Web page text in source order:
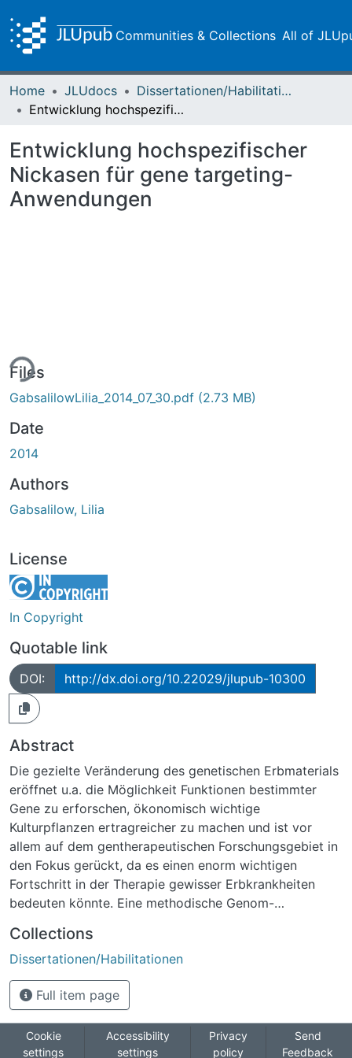
Communities & Collections All of
Home JLUdocs
Dissertationen/Habilitationen
Entwicklung hochspezifischer Nickasen für gene targeting-Anwendungen
Entwicklung hochspezifischer
Nickasen für gene targeting-
Anwendungen
Files
GabsalilowLilia_2014_07_30.pdf (2.73 MB)
Date
2014
Authors
Gabsalilow, Lilia
License
In Copyright
Quotable link
DOI: http://dx.doi.org/10.22029/jlupub-10300
Abstract
Die gezielte Veränderung des genetischen Erbmaterials
eröffnet u.a. die Möglichkeit Funktionen bestimmter
Gene zu erforschen, ökonomisch wichtige
Kulturpflanzen ertragreicher zu machen und ist vor
allem auf dem gentherapeutischen Forschungsgebiet in
den Fokus gerückt, da es einen enorm wichtigen
Fortschritt in der Therapie gewisser Erbkrankheiten
bedeuten könnte. Eine methodische Genom-
erreicht werden, die eine singuläre Zielsequenz im
Genom spalten. Je nach eingesetzter Nuklease können
Doppel- oder Einzelstrangbrüche eingeführt werden.
Die Reparatur des DNA-Schadens kann über homologe
DNA-Reparatur-Matrix erfolgen oder alternativ, wenn
eine DNA-Reparatur-Matrix fehlt oder nicht genutzt
Collections
Dissertationen/Habilitationen
Full item page
Cookie
settings
Accessibility
settings
Privacy
policy
Send
Feedback